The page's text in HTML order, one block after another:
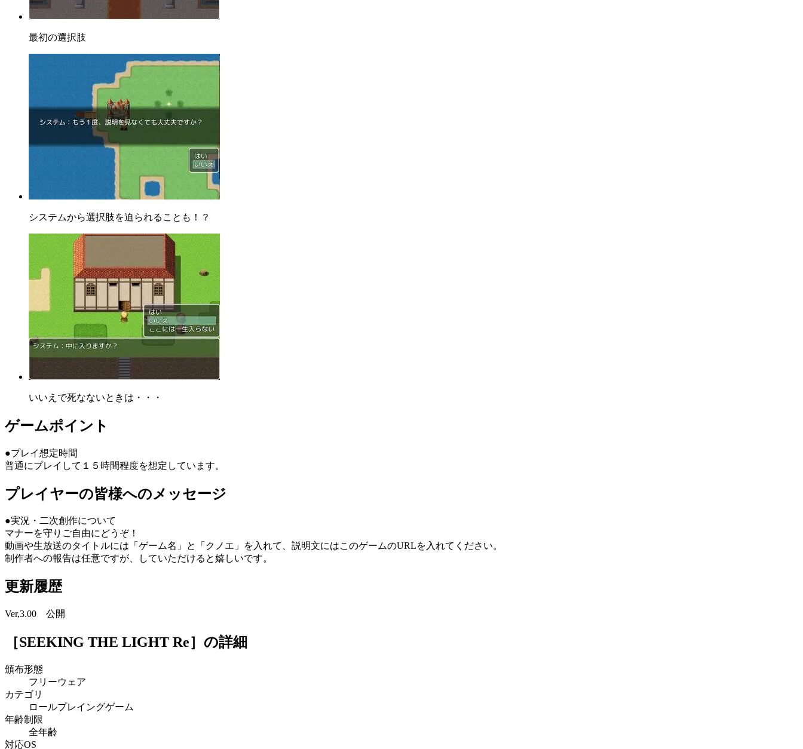
最初の選択肢
システムから選択肢を迫られることも！？
いいえで死なないときは・・・
ゲームポイント
●プレイ想定時間
普通にプレイして１５時間程度を想定しています。
プレイヤーの皆様へのメッセージ
●実況・二次創作について
マナーを守りご自由にどうぞ！
動画や生放送のタイトルには「ゲーム名」と「クノエ」を入れて、説明文にはこのゲームのURLを入れてください。
制作者への報告は任意ですが、していただけると嬉しいです。
更新履歴
Ver,3.00 公開
［SEEKING THE LIGHT Re］ の詳細
頒布形態
フリーウェア
カテゴリ
ロールプレイングゲーム
年齢制限
全年齢
対応OS